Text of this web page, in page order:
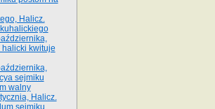
Halicz.
halicki kwituje
sejmiku
walny
Halicz.
sejmiku